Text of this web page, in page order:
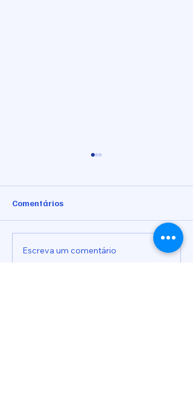
Comentários
Escreva um comentário